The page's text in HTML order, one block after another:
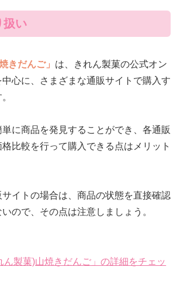
扱い
きだんご」 は、きれん製菓の公式オン
心に、さまざまな通販サイトで購入す
に商品を発見することができ、各通販
比較を行って購入できる点はメリット
イトの場合は、商品の状態を直接確認
ので、その点は注意しましょう。
ん製菓)山焼きだんご」の詳細をチェッ